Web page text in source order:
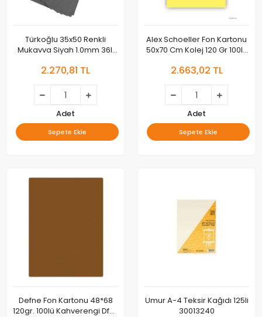
Türkoğlu 35x50 Renkli
Mukavva Siyah 1.0mm 36lı
2.270,81 TL
Adet
Sepete Ekle
Alex Schoeller Fon Kartonu
50x70 Cm Kolej 120 Gr 100lü
2.663,02 TL
Adet
Sepete Ekle
Defne Fon Kartonu 48*68
120gr. 100lü Kahverengi Dfn-
Umur A-4 Teksir Kağıdı 125li
30013240